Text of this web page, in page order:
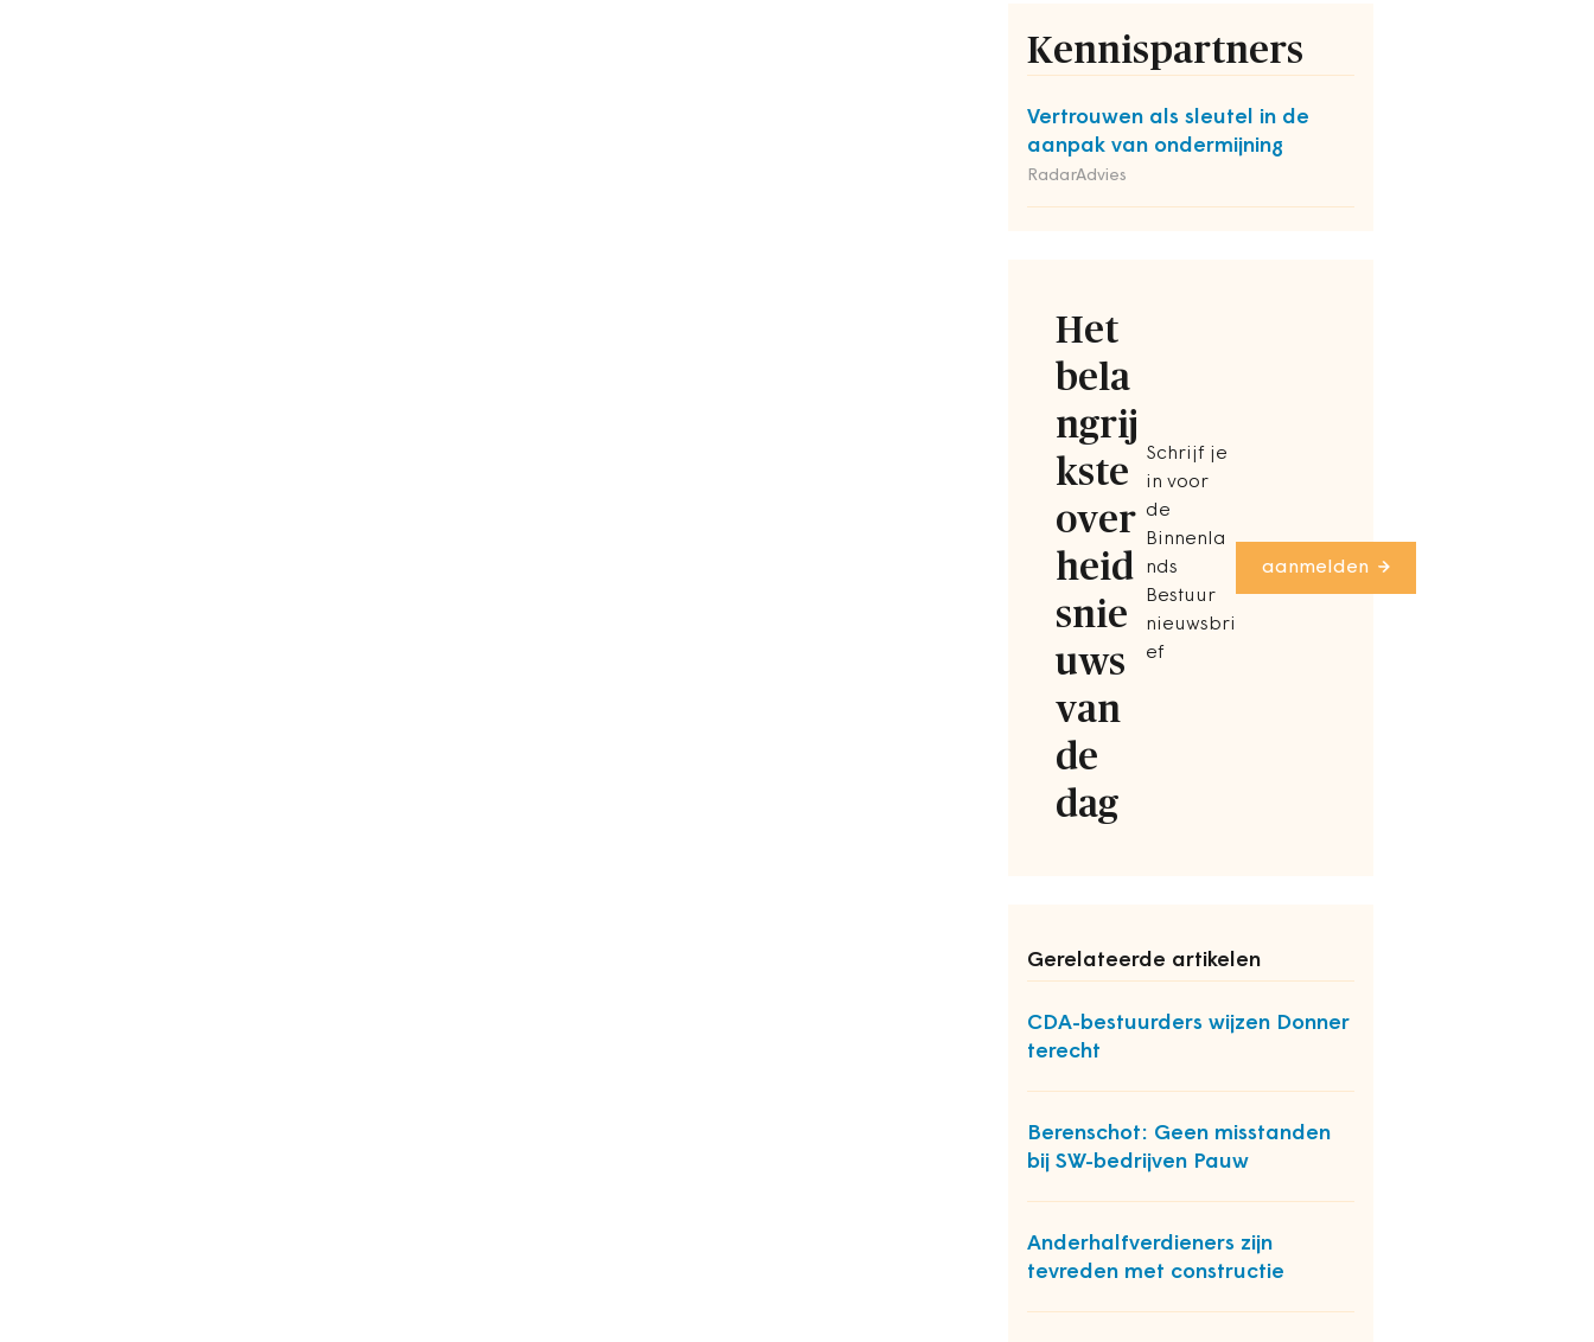
Kennispartners
Vertrouwen als sleutel in de
aanpak van ondermijning
RadarAdvies
Het
bela
ngrij
kste
over
heid
snie
uws
van
de
dag
Schrijf je
in voor
de
Binnenla
nds
Bestuur
nieuwsbri
ef
aanmelden
Gerelateerde artikelen
CDA-bestuurders wijzen Donner
terecht
Berenschot: Geen misstanden
bij SW-bedrijven Pauw
Anderhalfverdieners zijn
tevreden met constructie